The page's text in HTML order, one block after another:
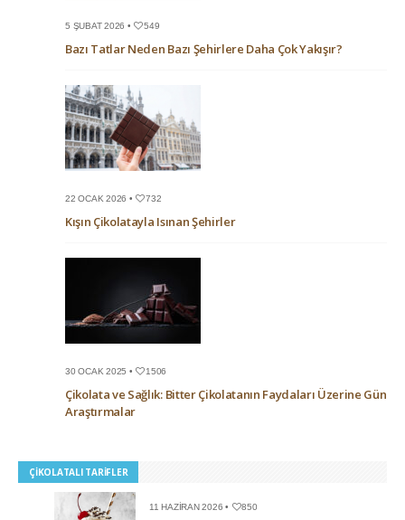
5 ŞUBAT 2026 • 549
Bazı Tatlar Neden Bazı Şehirlere Daha Çok Yakışır?
22 OCAK 2026 • 732
Kışın Çikolatayla Isınan Şehirler
30 OCAK 2025 • 1506
Çikolata ve Sağlık: Bitter Çikolatanın Faydaları Üzerine Güncel
Araştırmalar
ÇIKOLATALI TARIFLER
11 HAZIRAN 2026 • 850